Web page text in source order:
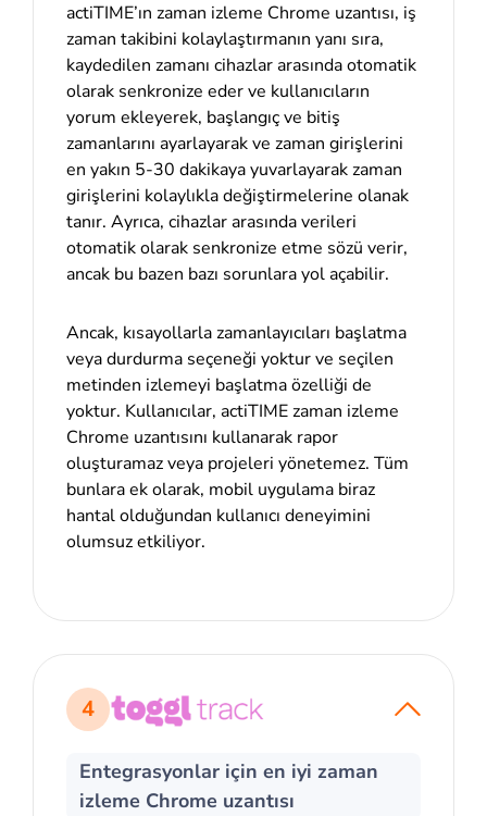
actiTIME’ın zaman izleme Chrome uzantısı, iş
zaman takibini kolaylaştırmanın yanı sıra,
kaydedilen zamanı cihazlar arasında otomatik
olarak senkronize eder ve kullanıcıların
yorum ekleyerek, başlangıç ve bitiş
zamanlarını ayarlayarak ve zaman girişlerini
en yakın 5-30 dakikaya yuvarlayarak zaman
girişlerini kolaylıkla değiştirmelerine olanak
tanır. Ayrıca, cihazlar arasında verileri
otomatik olarak senkronize etme sözü verir,
ancak bu bazen bazı sorunlara yol açabilir.
Ancak, kısayollarla zamanlayıcıları başlatma
veya durdurma seçeneği yoktur ve seçilen
metinden izlemeyi başlatma özelliği de
yoktur. Kullanıcılar, actiTIME zaman izleme
Chrome uzantısını kullanarak rapor
oluşturamaz veya projeleri yönetemez. Tüm
bunlara ek olarak, mobil uygulama biraz
hantal olduğundan kullanıcı deneyimini
olumsuz etkiliyor.
4
Entegrasyonlar için en iyi zaman
izleme Chrome uzantısı